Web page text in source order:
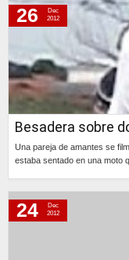
Besadera sobre
Una pareja de amantes se
estaba sentado en una moto
26
Dec
2012
24
Dec
2012